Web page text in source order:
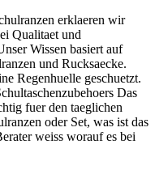
erklaeren wir
Qualitaet und
Wissen basiert auf
und Rucksaecke.
Regenhuelle geschuetzt.
Das
fuer den taeglichen
oder Set, was ist das
weiss worauf es bei